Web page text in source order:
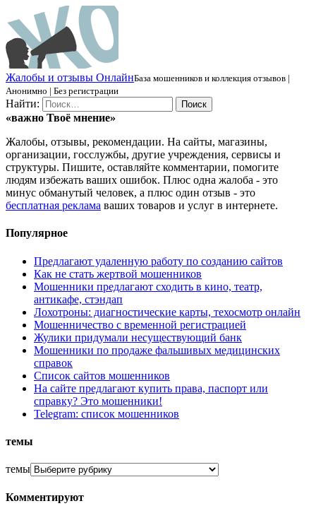
Жалобы и отзывы ОнлайнБаза мошенников и коллекция отзывов |
Анонимно | Без регистрации
Найти:
«важно Твоё мнение»
Жалобы, отзывы, рекомендации. На сайты, магазины,
организации, госслужбы, другие учреждения, сервисы и
структуры. Пишите, оставляйте комментарии, помогите
людям избежать ваших ошибок. Плюс одна жалоба - это
минус обманутый человек, а плюс один отзыв - это
бесплатная реклама ваших товаров и услуг в интернете.
Популярное
Предлагают удаленную работу по созданию сайтов
Как не стать жертвой мошенников
Мошенники предлагают сходить в кино, театр,
антикафе, стэндап
Лохотроны: диагностические карты, техосмотр онлайн
Мошенничество с временной регистрацией
Жулики придумали несуществующий банк
Мошенники по продаже фальшивых медицинских
справок
Список сайтов мошенников
На сайте предлагают купить права, паспорт или
справку? Это мошенники!
Telegram: список мошенников
темы
темы
Комментируют